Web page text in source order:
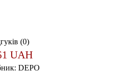
(0)
UAH
DEPO